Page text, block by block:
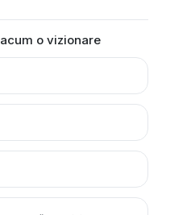
o vizionare